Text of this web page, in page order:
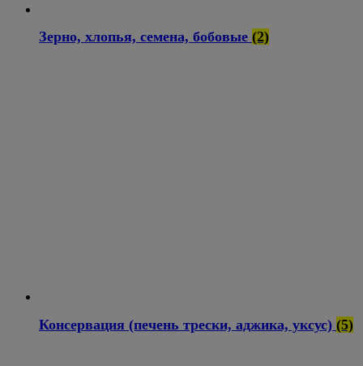
Зерно, хлопья, семена, бобовые (2)
Консервация (печень трески, аджика, уксус) (5)